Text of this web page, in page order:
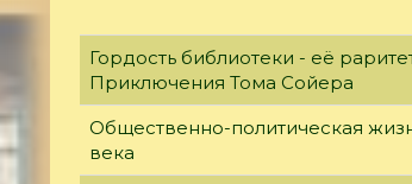
Гордость библиотеки - её
Приключения Тома Сойера
Общественно-политическая
века